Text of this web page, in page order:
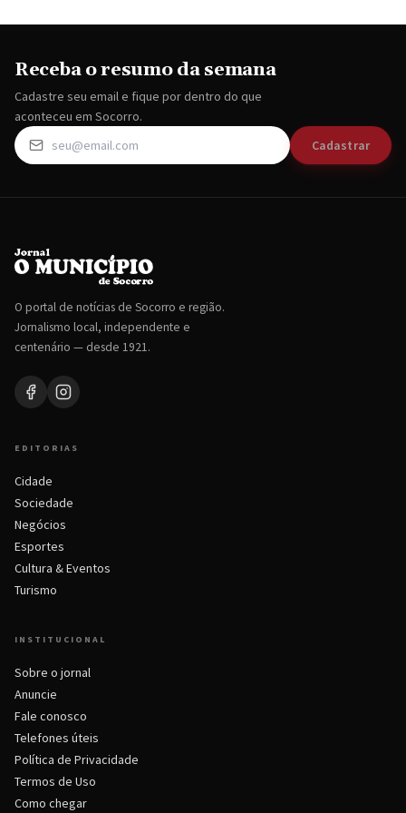
Receba o resumo da semana
Cadastre seu email e fique por dentro do que
aconteceu em Socorro.
Cadastrar
O portal de notícias de Socorro e região.
Jornalismo local, independente e
centenário — desde 1921.
EDITORIAS
Cidade
Sociedade
Negócios
Esportes
Cultura & Eventos
Turismo
INSTITUCIONAL
Sobre o jornal
Anuncie
Fale conosco
Telefones úteis
Política de Privacidade
Termos de Uso
Como chegar